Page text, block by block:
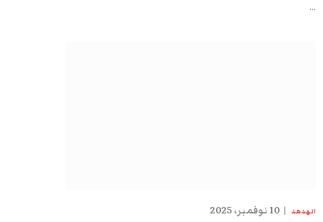
…
الهدهد 10 نوفمبر، 2025